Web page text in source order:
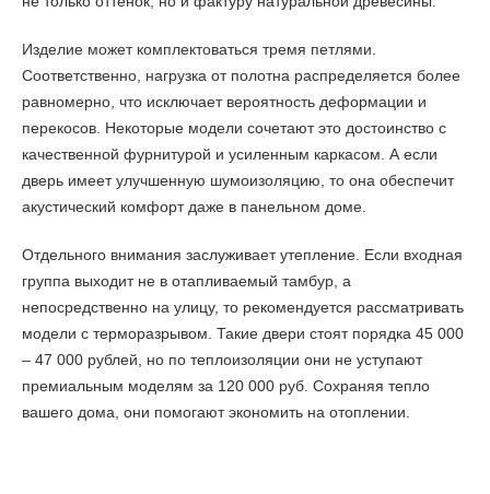
Изделие может комплектоваться тремя петлями.
Соответственно, нагрузка от полотна распределяется более
равномерно, что исключает вероятность деформации и
перекосов. Некоторые модели сочетают это достоинство с
качественной фурнитурой и усиленным каркасом. А если
дверь имеет улучшенную шумоизоляцию, то она обеспечит
акустический комфорт даже в панельном доме.
Отдельного внимания заслуживает утепление. Если входная
группа выходит не в отапливаемый тамбур, а
непосредственно на улицу, то рекомендуется рассматривать
модели с терморазрывом. Такие двери стоят порядка 45 000
– 47 000 рублей, но по теплоизоляции они не уступают
премиальным моделям за 120 000 руб. Сохраняя тепло
вашего дома, они помогают экономить на отоплении.